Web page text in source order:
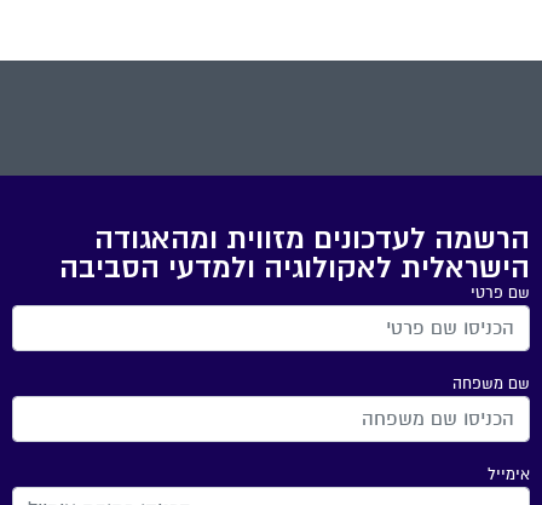
הרשמה לעדכונים מזווית ומהאגודה
הישראלית לאקולוגיה ולמדעי הסביבה
שם פרטי
שם משפחה
אימייל